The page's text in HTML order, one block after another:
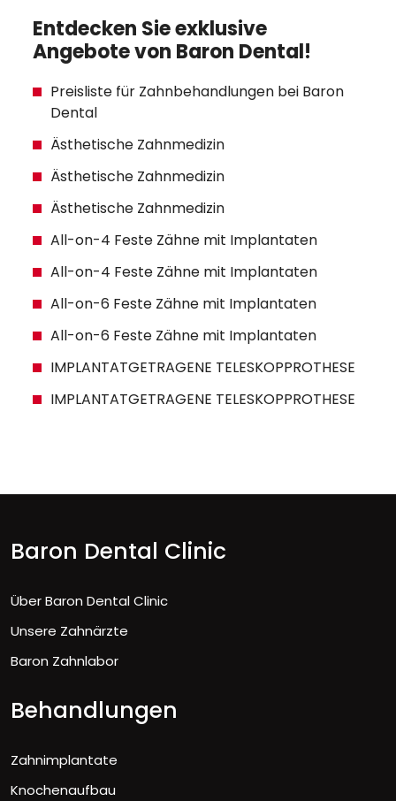
Entdecken Sie exklusive
Angebote von Baron Dental!
Preisliste für Zahnbehandlungen bei Baron
Dental
Ästhetische Zahnmedizin
Ästhetische Zahnmedizin
Ästhetische Zahnmedizin
All-on-4 Feste Zähne mit Implantaten
All-on-4 Feste Zähne mit Implantaten
All-on-6 Feste Zähne mit Implantaten
All-on-6 Feste Zähne mit Implantaten
IMPLANTATGETRAGENE TELESKOPPROTHESE
IMPLANTATGETRAGENE TELESKOPPROTHESE
Baron Dental Clinic
Über Baron Dental Clinic
Unsere Zahnärzte
Baron Zahnlabor
Behandlungen
Zahnimplantate
Knochenaufbau